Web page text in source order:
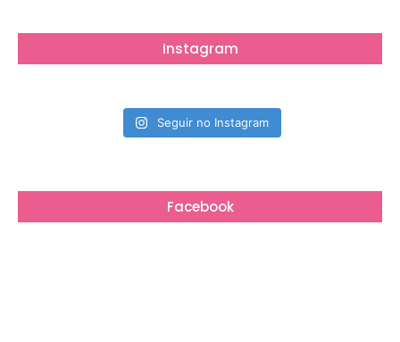
Instagram
Seguir no Instagram
Facebook